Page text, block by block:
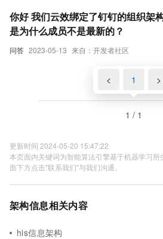
问答 2023-05-13 来自：开发者社区
你好 我们云效绑定了钉钉的组织架
是为什么成员不是最新的？
< 1 >
1 / 1
更新时间 2024-05-20 15:47:22
本页面内关键词为智能算法引擎基于机器学习
面下方点击"联系我们"与我们沟通。
架构信息相关内容
his信息架构